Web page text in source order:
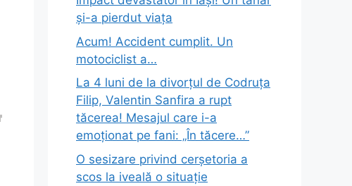
și-a pierdut viața
Acum! Accident cumplit. Un
motociclist a…
La 4 luni de la divorțul de Codruța
Filip, Valentin Sanfira a rupt
tăcerea! Mesajul care i-a
emoționat pe fani: „În tăcere…”
O sesizare privind cerșetoria a
scos la iveală o situație